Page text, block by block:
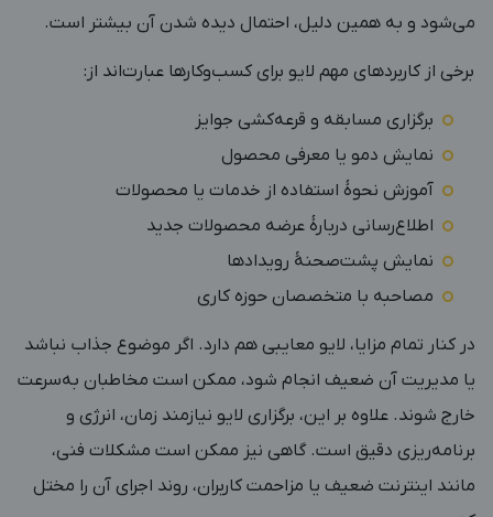
می‌شود و به همین دلیل، احتمال دیده شدن آن بیشتر است.
برخی از کاربردهای مهم لایو برای کسب‌وکارها عبارت‌اند از:
برگزاری مسابقه و قرعه‌کشی جوایز
نمایش دمو یا معرفی محصول
آموزش نحوۀ استفاده از خدمات یا محصولات
اطلاع‌رسانی دربارۀ عرضه محصولات جدید
نمایش پشت‌صحنۀ رویدادها
مصاحبه با متخصصان حوزه کاری
در کنار تمام مزایا، لایو معایبی هم دارد. اگر موضوع جذاب نباشد
یا مدیریت آن ضعیف انجام شود، ممکن است مخاطبان به‌سرعت
خارج شوند. علاوه بر این، برگزاری لایو نیازمند زمان، انرژی و
برنامه‌ریزی دقیق است. گاهی نیز ممکن است مشکلات فنی،
مانند اینترنت ضعیف یا مزاحمت کاربران، روند اجرای آن را مختل